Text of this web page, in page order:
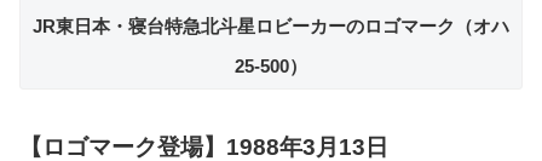
JR東日本・寝台特急北斗星ロビーカーのロゴマーク（オハ
25-500）
【ロゴマーク登場】1988年3月13日